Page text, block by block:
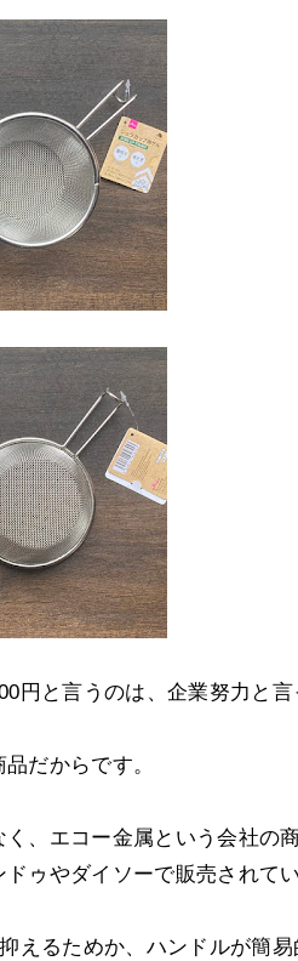
円と言うのは、企業努力と言
だからです。
、エコー金属という会社の
ゥやダイソーで販売されて
えるためか、ハンドルが簡易